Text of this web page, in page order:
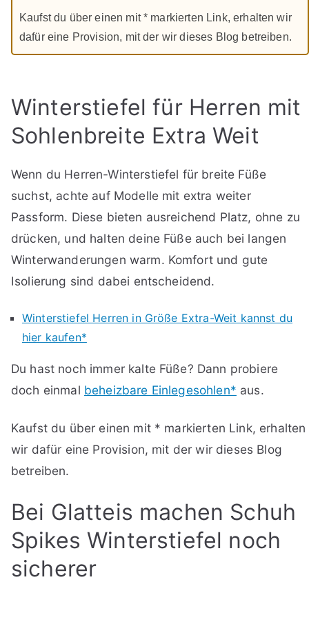
Kaufst du über einen mit * markierten Link, erhalten wir
dafür eine Provision, mit der wir dieses Blog betreiben.
Winterstiefel für Herren mit
Sohlenbreite Extra Weit
Wenn du Herren-Winterstiefel für breite Füße
suchst, achte auf Modelle mit extra weiter
Passform. Diese bieten ausreichend Platz, ohne zu
drücken, und halten deine Füße auch bei langen
Winterwanderungen warm. Komfort und gute
Isolierung sind dabei entscheidend.
Winterstiefel Herren in Größe Extra-Weit kannst du
hier kaufen*
Du hast noch immer kalte Füße? Dann probiere
doch einmal beheizbare Einlegesohlen* aus.
Kaufst du über einen mit * markierten Link, erhalten
wir dafür eine Provision, mit der wir dieses Blog
betreiben.
Bei Glatteis machen Schuh
Spikes Winterstiefel noch
sicherer